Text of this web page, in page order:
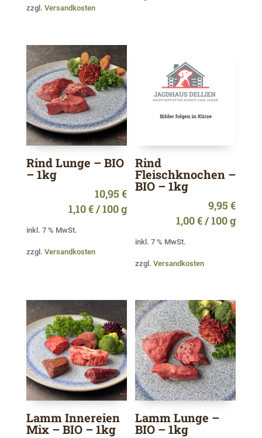
zzgl. Versandkosten
Rind Lunge – BIO
– 1kg
10,95 €
1,10€/100g
inkl. 7 % MwSt.
zzgl. Versandkosten
Rind
Fleischknochen –
BIO – 1kg
9,95€
1,00€/100g
inkl. 7 % MwSt.
zzgl.Versandkosten
Lamm Innereien
Mix – BIO – 1kg
Lamm Lunge –
BIO – 1kg